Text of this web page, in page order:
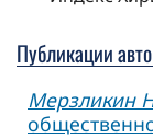
Публикации
Мерзликин